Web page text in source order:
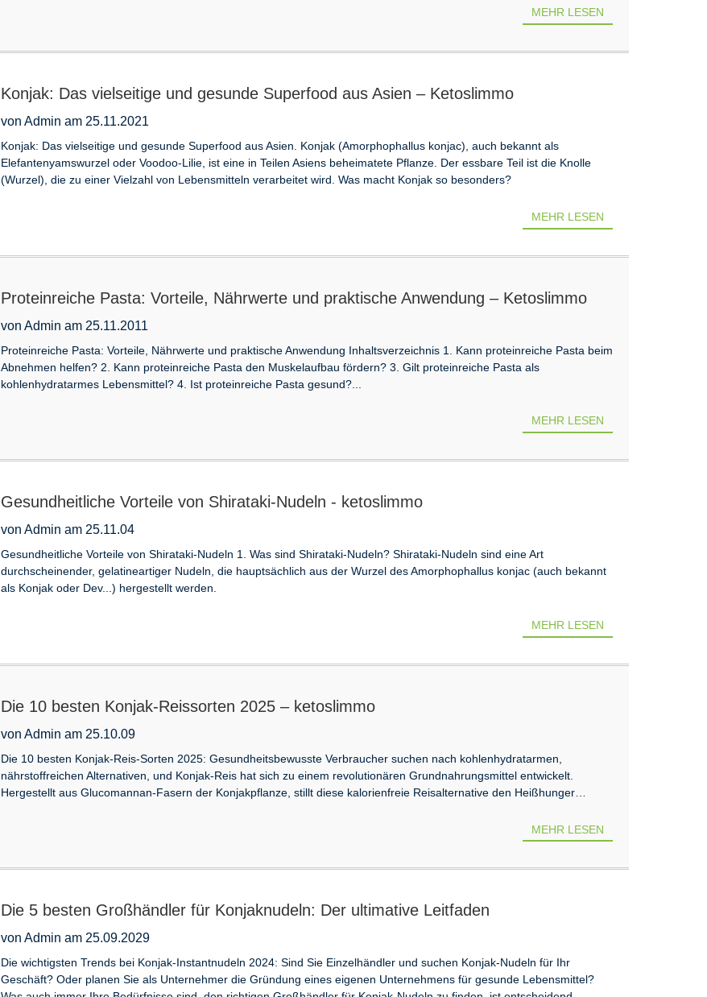
MEHR LESEN
Konjak: Das vielseitige und gesunde Superfood aus Asien – Ketoslimmo
von Admin am 25.11.2021
Konjak: Das vielseitige und gesunde Superfood aus Asien. Konjak (Amorphophallus konjac), auch bekannt als
Elefantenyamswurzel oder Voodoo-Lilie, ist eine in Teilen Asiens beheimatete Pflanze. Der essbare Teil ist die Knolle
(Wurzel), die zu einer Vielzahl von Lebensmitteln verarbeitet wird. Was macht Konjak so besonders?
MEHR LESEN
Proteinreiche Pasta: Vorteile, Nährwerte und praktische Anwendung – Ketoslimmo
von Admin am 25.11.2011
Proteinreiche Pasta: Vorteile, Nährwerte und praktische Anwendung Inhaltsverzeichnis 1. Kann proteinreiche Pasta beim
Abnehmen helfen? 2. Kann proteinreiche Pasta den Muskelaufbau fördern? 3. Gilt proteinreiche Pasta als
kohlenhydratarmes Lebensmittel? 4. Ist proteinreiche Pasta gesund?...
MEHR LESEN
Gesundheitliche Vorteile von Shirataki-Nudeln - ketoslimmo
von Admin am 25.11.04
Gesundheitliche Vorteile von Shirataki-Nudeln 1. Was sind Shirataki-Nudeln? Shirataki-Nudeln sind eine Art
durchscheinender, gelatineartiger Nudeln, die hauptsächlich aus der Wurzel des Amorphophallus konjac (auch bekannt
als Konjak oder Dev...) hergestellt werden.
MEHR LESEN
Die 10 besten Konjak-Reissorten 2025 – ketoslimmo
von Admin am 25.10.09
Die 10 besten Konjak-Reis-Sorten 2025: Gesundheitsbewusste Verbraucher suchen nach kohlenhydratarmen,
nährstoffreichen Alternativen, und Konjak-Reis hat sich zu einem revolutionären Grundnahrungsmittel entwickelt.
Hergestellt aus Glucomannan-Fasern der Konjakpflanze, stillt diese kalorienfreie Reisalternative den Heißhunger…
MEHR LESEN
Die 5 besten Großhändler für Konjaknudeln: Der ultimative Leitfaden
von Admin am 25.09.2029
Die wichtigsten Trends bei Konjak-Instantnudeln 2024: Sind Sie Einzelhändler und suchen Konjak-Nudeln für Ihr
Geschäft? Oder planen Sie als Unternehmer die Gründung eines eigenen Unternehmens für gesunde Lebensmittel?